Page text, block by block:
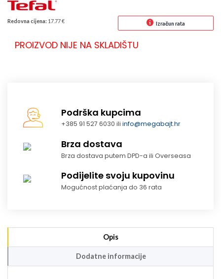
Redovna cijena: 17.77 € Izračun rata
PROIZVOD NIJE NA SKLADIŠTU
Podrška kupcima
+385 91 527 6030 iliinfo@megabajt.hr
Brza dostava
Brza dostava putem DPD-a ili Overseasa
Podijelite svoju kupovinu
Mogućnost plaćanja do 36 rata
Opis
Dodatne informacije